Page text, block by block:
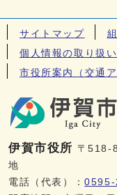
サイトマップ
個人情報の取り扱
市役所案内（交通ア
伊賀市役所 〒518-
地
電話（代表）：